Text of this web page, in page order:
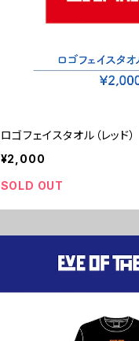
ロゴフェイスタオル（レッド）
¥2,000
SOLD OUT